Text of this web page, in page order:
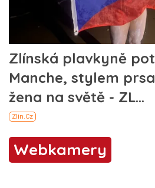
Webkamery